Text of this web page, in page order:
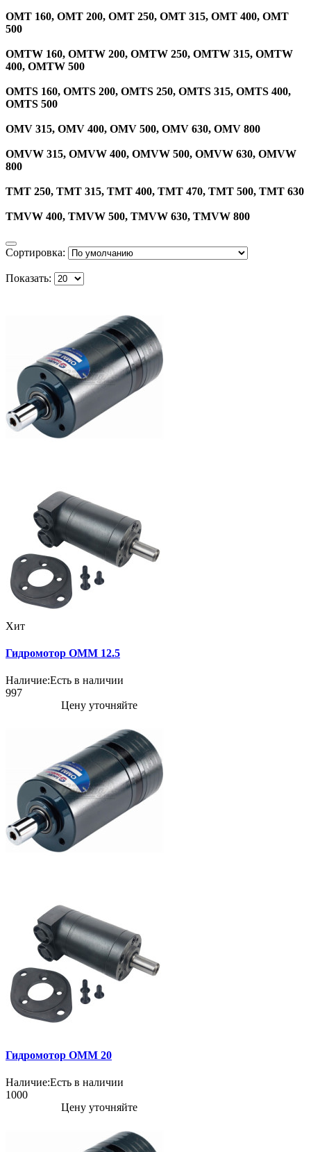
OMT 160, OMT 200, OMT 250, OMT 315, OMT 400, OMT
500
OMTW 160, OMTW 200, OMTW 250, OMTW 315, OMTW
400, OMTW 500
OMTS 160, OMTS 200, OMTS 250, OMTS 315, OMTS 400,
OMTS 500
OMV 315, OMV 400, OMV 500, OMV 630, OMV 800
OMVW 315, OMVW 400, OMVW 500, OMVW 630, OMVW
800
TMT 250, TMT 315, TMT 400, TMT 470, TMT 500, TMT 630
TMVW 400, TMVW 500, TMVW 630, TMVW 800
Сортировка:
Показать:
Хит
Гидромотор OMM 12.5
Наличие:Есть в наличии
997
Гидромотор OMM 20
Наличие:Есть в наличии
1000